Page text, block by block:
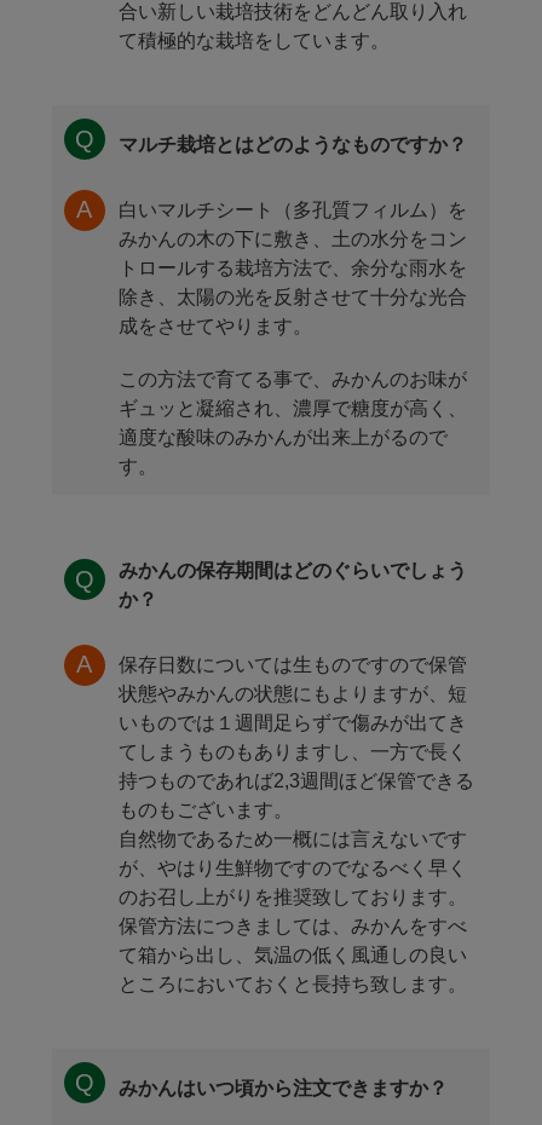
合い新しい栽培技術をどんどん取り入れ
て積極的な栽培をしています。
マルチ栽培とはどのようなものですか？
白いマルチシート（多孔質フィルム）を
みかんの木の下に敷き、土の水分をコン
トロールする栽培方法で、余分な雨水を
除き、太陽の光を反射させて十分な光合
成をさせてやります。
この方法で育てる事で、みかんのお味が
ギュッと凝縮され、濃厚で糖度が高く、
適度な酸味のみかんが出来上がるので
す。
みかんの保存期間はどのぐらいでしょう
か？
保存日数については生ものですので保管
状態やみかんの状態にもよりますが、短
いものでは１週間足らずで傷みが出てき
てしまうものもありますし、一方で長く
持つものであれば2,3週間ほど保管できる
ものもございます。
自然物であるため一概には言えないです
が、やはり生鮮物ですのでなるべく早く
のお召し上がりを推奨致しております。
保管方法につきましては、みかんをすべ
て箱から出し、気温の低く風通しの良い
ところにおいておくと長持ち致します。
みかんはいつ頃から注文できますか？